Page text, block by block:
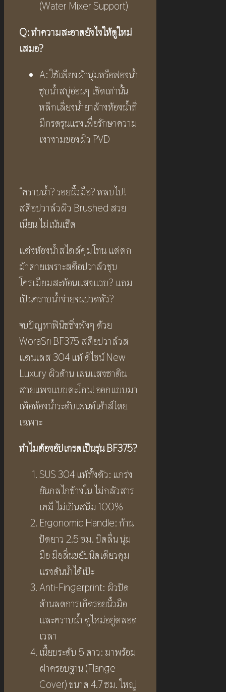
(Water Mixer Support)
Q:ทำความสะอาดยังไงให้ดูใหม่
เสมอ?
A: ใช้เพียงผ้านุ่มหรือฟองน้ำ
ชุบน้ำสบู่อ่อนๆ เช็ดเท่านั้น
หลีกเลี่ยงน้ำยาล้างห้องน้ำที่
มีกรดรุนแรงเพื่อรักษาความ
เงางามของผิว PVD
“คราบน้ำ? รอยนิ้วมือ? หลบไป!
สต็อปวาล์วผิว Brushed สวย
เนียน ไม่เน้นเช็ด
แต่งห้องน้ำสไตล์คุมโทน แต่ตก
ม้าตายเพราะสต็อปวาล์วชุบ
โครเมียมสะท้อนแสงแวบ? แถม
เป็นคราบน้ำง่ายจนปวดหัว?
จบปัญหาฟินิชชิ่งพังๆ ด้วย
WoraSri BF375 สต็อปวาล์วส
แตนเลส 304 แท้ ดีไซน์ New
Luxury ผิวด้าน เล่นแสงซาติน
สวยแพงแบบตะโกน! ออกแบบมา
เพื่อห้องน้ำระดับเพนท์เฮ้าส์โดย
เฉพาะ
ทำไมต้องอัปเกรดเป็นรุ่นBF375?
SUS 304 แท้ทั้งตัว: แกร่ง
ยันกลไกข้างใน ไม่กลัวสาร
เคมี ไม่เป็นสนิม 100%
Ergonomic Handle: ก้าน
ปัดยาว 2.5 ซม. บิดลื่น นุ่ม
มือ มือลื่นขยับนิดเดียวคุม
แรงดันน้ำได้เป๊ะ
Anti-Fingerprint: ผิวปัด
ด้านลดการเกิดรอยนิ้วมือ
และคราบน้ำ ดูใหม่อยู่ตลอด
เวลา
เนี้ยบระดับ 5 ดาว: มาพร้อม
ฝาครอบฐาน (Flange
Cover) ขนาด 4.7 ซม. ใหญ่